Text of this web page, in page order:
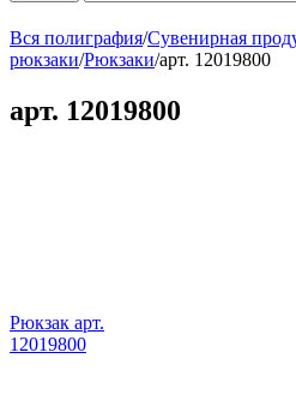
Вся полиграфия/Сувенирная
рюкзаки/Рюкзаки/арт. 12019800
арт. 12019800
Рюкзак арт.
12019800